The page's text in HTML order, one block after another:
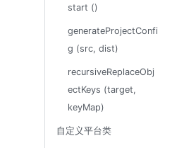
start ()
generateProjectConfi
g (src, dist)
recursiveReplaceObj
ectKeys (target,
keyMap)
自定义平台类